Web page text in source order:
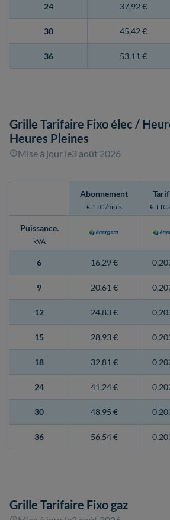
24 37,92 €
30 45,42 €
36 53,11 €
Grille Tarifaire Fixo élec /
Heures Pleines
Mise à jour le3 août 2026
Abonnement
€ TTC /mois € TTC
Puissance.
kVA
6 16,29 €
9 20,61 €
12 24,83 €
15 28,93 €
18 32,81 €
24 41,24 €
30 48,95 €
36 56,54 €
Grille Tarifaire Fixo gaz